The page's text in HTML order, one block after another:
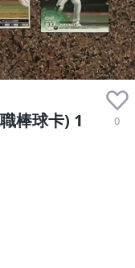
棒球卡) 1
0